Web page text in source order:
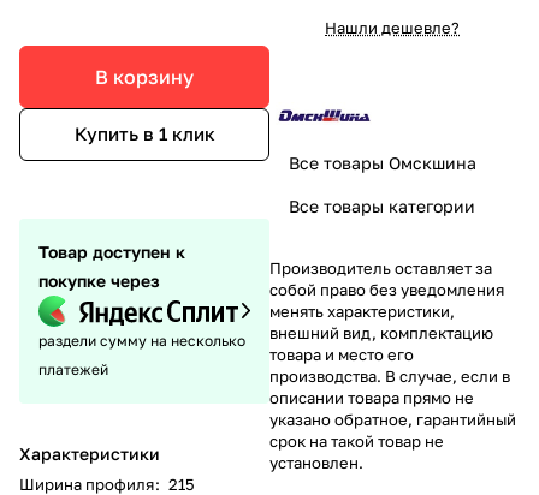
В корзину
Купить в 1 клик
Товар доступен к
покупке через
раздели сумму на несколько
платежей
Характеристики
Ширина профиля: 215
Нашли дешевле?
Все товары Омскшина
Все товары категории
Производитель оставляет за
собой право без уведомления
менять характеристики,
внешний вид, комплектацию
товара и место его
производства. В случае, если в
описании товара прямо не
указано обратное, гарантийный
срок на такой товар не
установлен.